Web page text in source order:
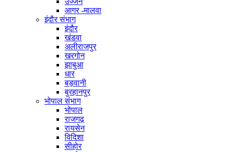
आगर -मालवा
इंदौर संभाग
इंदौर
खंडवा
अलीराजपुर
खरगोन
झाबुआ
धार
बड़वानी
बुरहानपुर
भोपाल संभाग
भोपाल
राजगढ़
रायसेन
विदिशा
सीहोर